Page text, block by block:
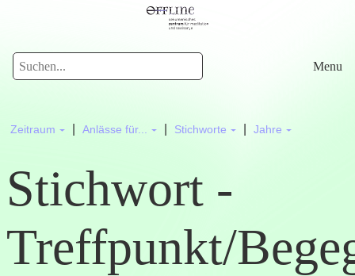
Menu
Zeitraum Anlässe für... Stichworte Jahre
Stichwort -
Treffpunkt/